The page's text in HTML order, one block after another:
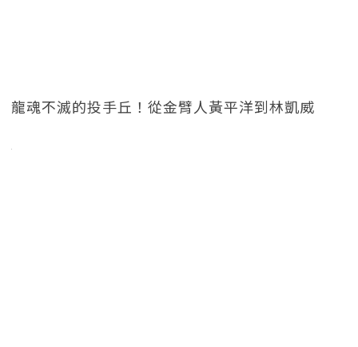
龍魂不滅的投手丘！從金臂人黃平洋到林凱威